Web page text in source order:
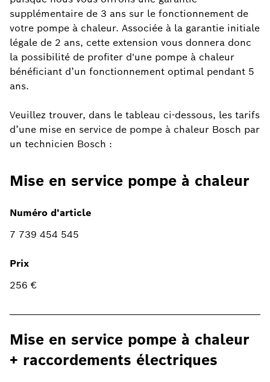
supplémentaire de 3 ans sur le fonctionnement de
votre pompe à chaleur. Associée à la garantie initiale
légale de 2 ans, cette extension vous donnera donc
la possibilité de profiter d'une pompe à chaleur
bénéficiant d’un fonctionnement optimal pendant 5
ans.
Veuillez trouver, dans le tableau ci-dessous, les tarifs
d’une mise en service de pompe à chaleur Bosch par
un technicien Bosch :
Mise en service pompe à chaleur
Numéro d'article
7 739 454 545
Prix
256 €
Mise en service pompe à chaleur
+ raccordements électriques